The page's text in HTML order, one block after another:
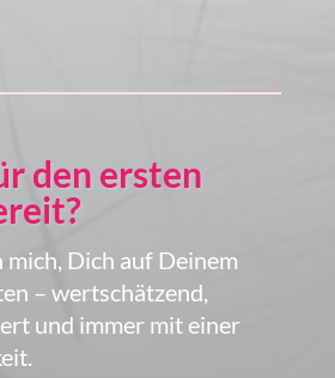
den ersten
mich, Dich auf Deinem
– wertschätzend,
und immer mit einer